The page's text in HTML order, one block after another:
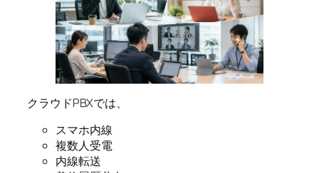
クラウドPBXでは、
スマホ内線
複数人受電
内線転送